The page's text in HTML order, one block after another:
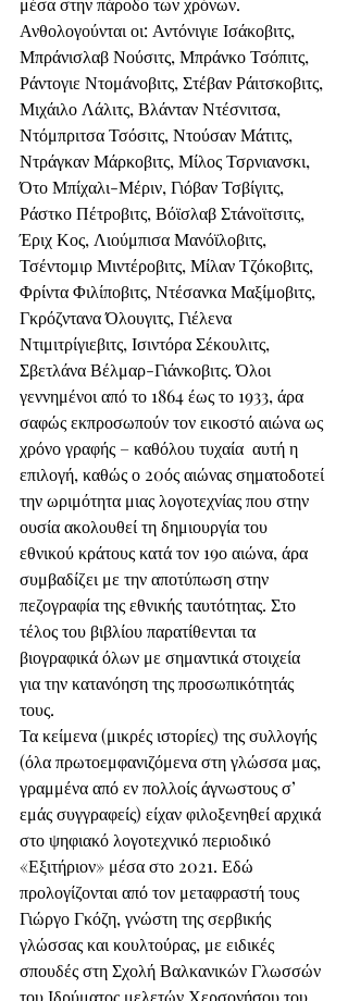
Ανθολογούνται οι: Αντόνιγιε Ισάκοβιτς,
Μπράνισλαβ Νούσιτς, Μπράνκο Τσόπιτς,
Ράντογιε Ντομάνοβιτς, Στέβαν Ράιτσκοβιτς,
Μιχάιλο Λάλιτς, Βλάνταν Ντέσνιτσα,
Ντόμπριτσα Τσόσιτς, Ντούσαν Μάτιτς,
Ντράγκαν Μάρκοβιτς, Μίλος Τσρνιανσκι,
Ότο Μπίχαλι-Μέριν, Γιόβαν Τσβίγιτς,
Ράστκο Πέτροβιτς, Βόϊσλαβ Στάνοϊτσιτς,
Έριχ Κος, Λιούμπισα Μανόϊλοβιτς,
Τσέντομιρ Μιντέροβιτς, Μίλαν Τζόκοβιτς,
Φρίντα Φιλίποβιτς, Ντέσανκα Μαξίμοβιτς,
Γκρόζντανα Όλουγιτς, Γιέλενα
Ντιμιτρίγιεβιτς, Ισιντόρα Σέκουλιτς,
Σβετλάνα Βέλμαρ-Γιάνκοβιτς. Όλοι
γεννημένοι από το 1864 έως το 1933, άρα
σαφώς εκπροσωπούν τον εικοστό αιώνα ως
χρόνο γραφής – καθόλου τυχαία  αυτή η
επιλογή, καθώς ο 20ός αιώνας σηματοδοτεί
την ωριμότητα μιας λογοτεχνίας που στην
ουσία ακολουθεί τη δημιουργία του
εθνικού κράτους κατά τον 19ο αιώνα, άρα
συμβαδίζει με την αποτύπωση στην
πεζογραφία της εθνικής ταυτότητας. Στο
τέλος του βιβλίου παρατίθενται τα
βιογραφικά όλων με σημαντικά στοιχεία
για την κατανόηση της προσωπικότητάς
τους.
Τα κείμενα (μικρές ιστορίες) της συλλογής
(όλα πρωτοεμφανιζόμενα στη γλώσσα μας,
γραμμένα από εν πολλοίς άγνωστους σ’
εμάς συγγραφείς) είχαν φιλοξενηθεί αρχικά
στο ψηφιακό λογοτεχνικό περιοδικό
«Εξιτήριον» μέσα στο 2021. Εδώ
προλογίζονται από τον μεταφραστή τους
Γιώργο Γκόζη, γνώστη της σερβικής
γλώσσας και κουλτούρας, με ειδικές
σπουδές στη Σχολή Βαλκανικών Γλωσσών
του Ιδρύματος μελετών Χερσονήσου του